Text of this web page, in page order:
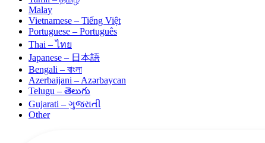
Malay
Vietnamese – Tiếng Việt
Portuguese – Português
Thai – ไทย
Japanese – 日本語
Bengali – বাংলা
Azerbaijani – Azərbaycan
Telugu – తెలుగు
Gujarati – ગુજરાતી
Other